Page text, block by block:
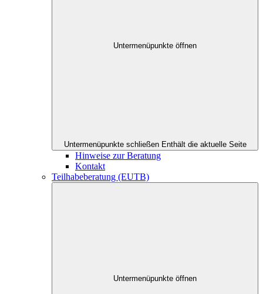
Untermenüpunkte öffnen
Untermenüpunkte schließen Enthält die aktuelle Seite
Hinweise zur Beratung
Kontakt
Teilhabeberatung (EUTB)
Untermenüpunkte öffnen